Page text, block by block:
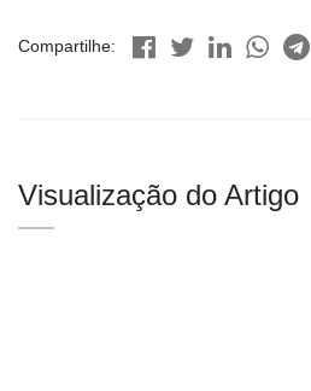
Compartilhe:
Visualização do Artigo